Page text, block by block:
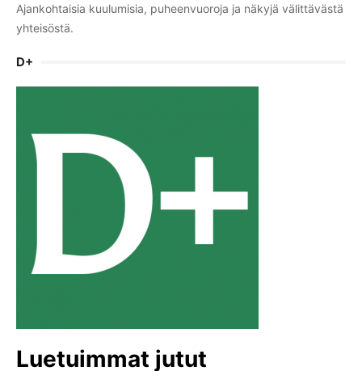
Ajankohtaisia kuulumisia, puheenvuoroja ja näkyjä välittävästä
yhteisöstä.
D+
Luetuimmat jutut